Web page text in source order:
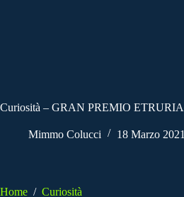
Curiosità – GRAN PREMIO ETRURIA
Mimmo Colucci 18 Marzo 2021
Home / Curiosità